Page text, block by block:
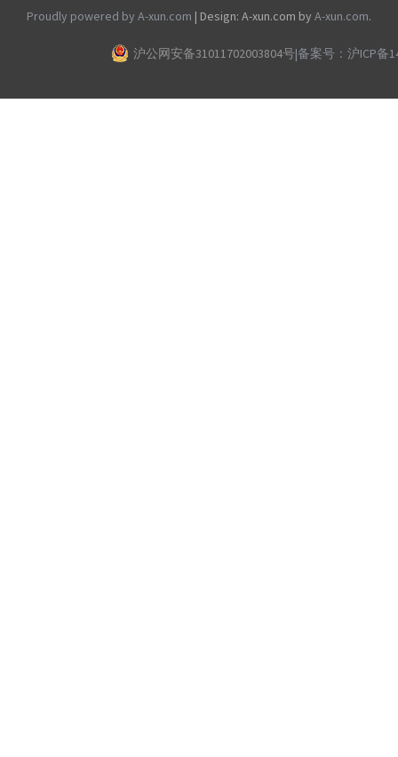
Proudly powered by A-xun.com | Design: A-xun.com by A-xun.com.
沪公网安备31011702003804号|备案号：沪ICP备